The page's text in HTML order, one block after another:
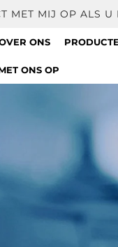
MET MIJ OP ALS
ONS
ONS OP